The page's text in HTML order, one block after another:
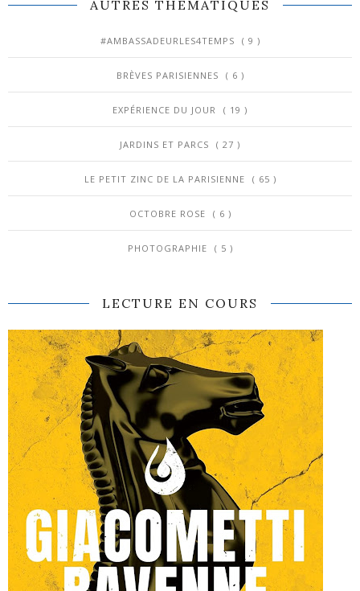
AUTRES THÉMATIQUES
#AMBASSADEURLES4TEMPS ( 9 )
BRÈVES PARISIENNES ( 6 )
EXPÉRIENCE DU JOUR ( 19 )
JARDINS ET PARCS ( 27 )
LE PETIT ZINC DE LA PARISIENNE ( 65 )
OCTOBRE ROSE ( 6 )
PHOTOGRAPHIE ( 5 )
LECTURE EN COURS